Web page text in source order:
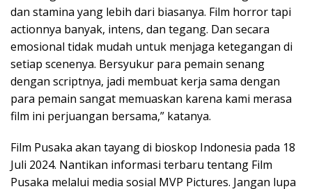
dan stamina yang lebih dari biasanya. Film horror tapi
actionnya banyak, intens, dan tegang. Dan secara
emosional tidak mudah untuk menjaga ketegangan di
setiap scenenya. Bersyukur para pemain senang
dengan scriptnya, jadi membuat kerja sama dengan
para pemain sangat memuaskan karena kami merasa
film ini perjuangan bersama,” katanya.
Film Pusaka akan tayang di bioskop Indonesia pada 18
Juli 2024. Nantikan informasi terbaru tentang Film
Pusaka melalui media sosial MVP Pictures. Jangan lupa